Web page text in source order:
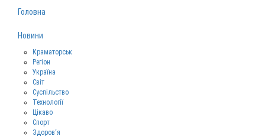
Головна
Новини
Краматорськ
Регіон
Україна
Світ
Суспільство
Технології
Цікаво
Спорт
Здоров‘я